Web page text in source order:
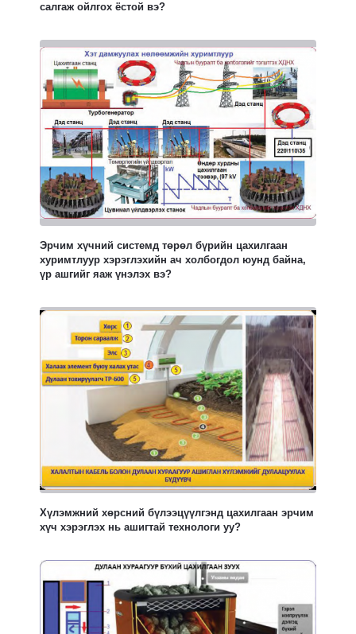
салгаж ойлгох ёстой вэ?
Эрчим хүчний системд төрөл бүрийн цахилгаан
хуримтлуур хэрэглэхийн ач холбогдол юунд байна,
үр ашгийг яаж үнэлэх вэ?
Хүлэмжний хөрсний бүлээцүүлгэнд цахилгаан эрчим
хүч хэрэглэх нь ашигтай технологи уу?